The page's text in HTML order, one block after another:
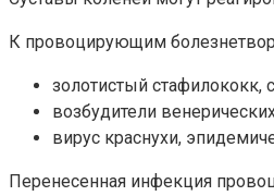
К провоцирующим
золотистый стафилококк,
возбудители
вирус краснухи,
Перенесенная инфекция